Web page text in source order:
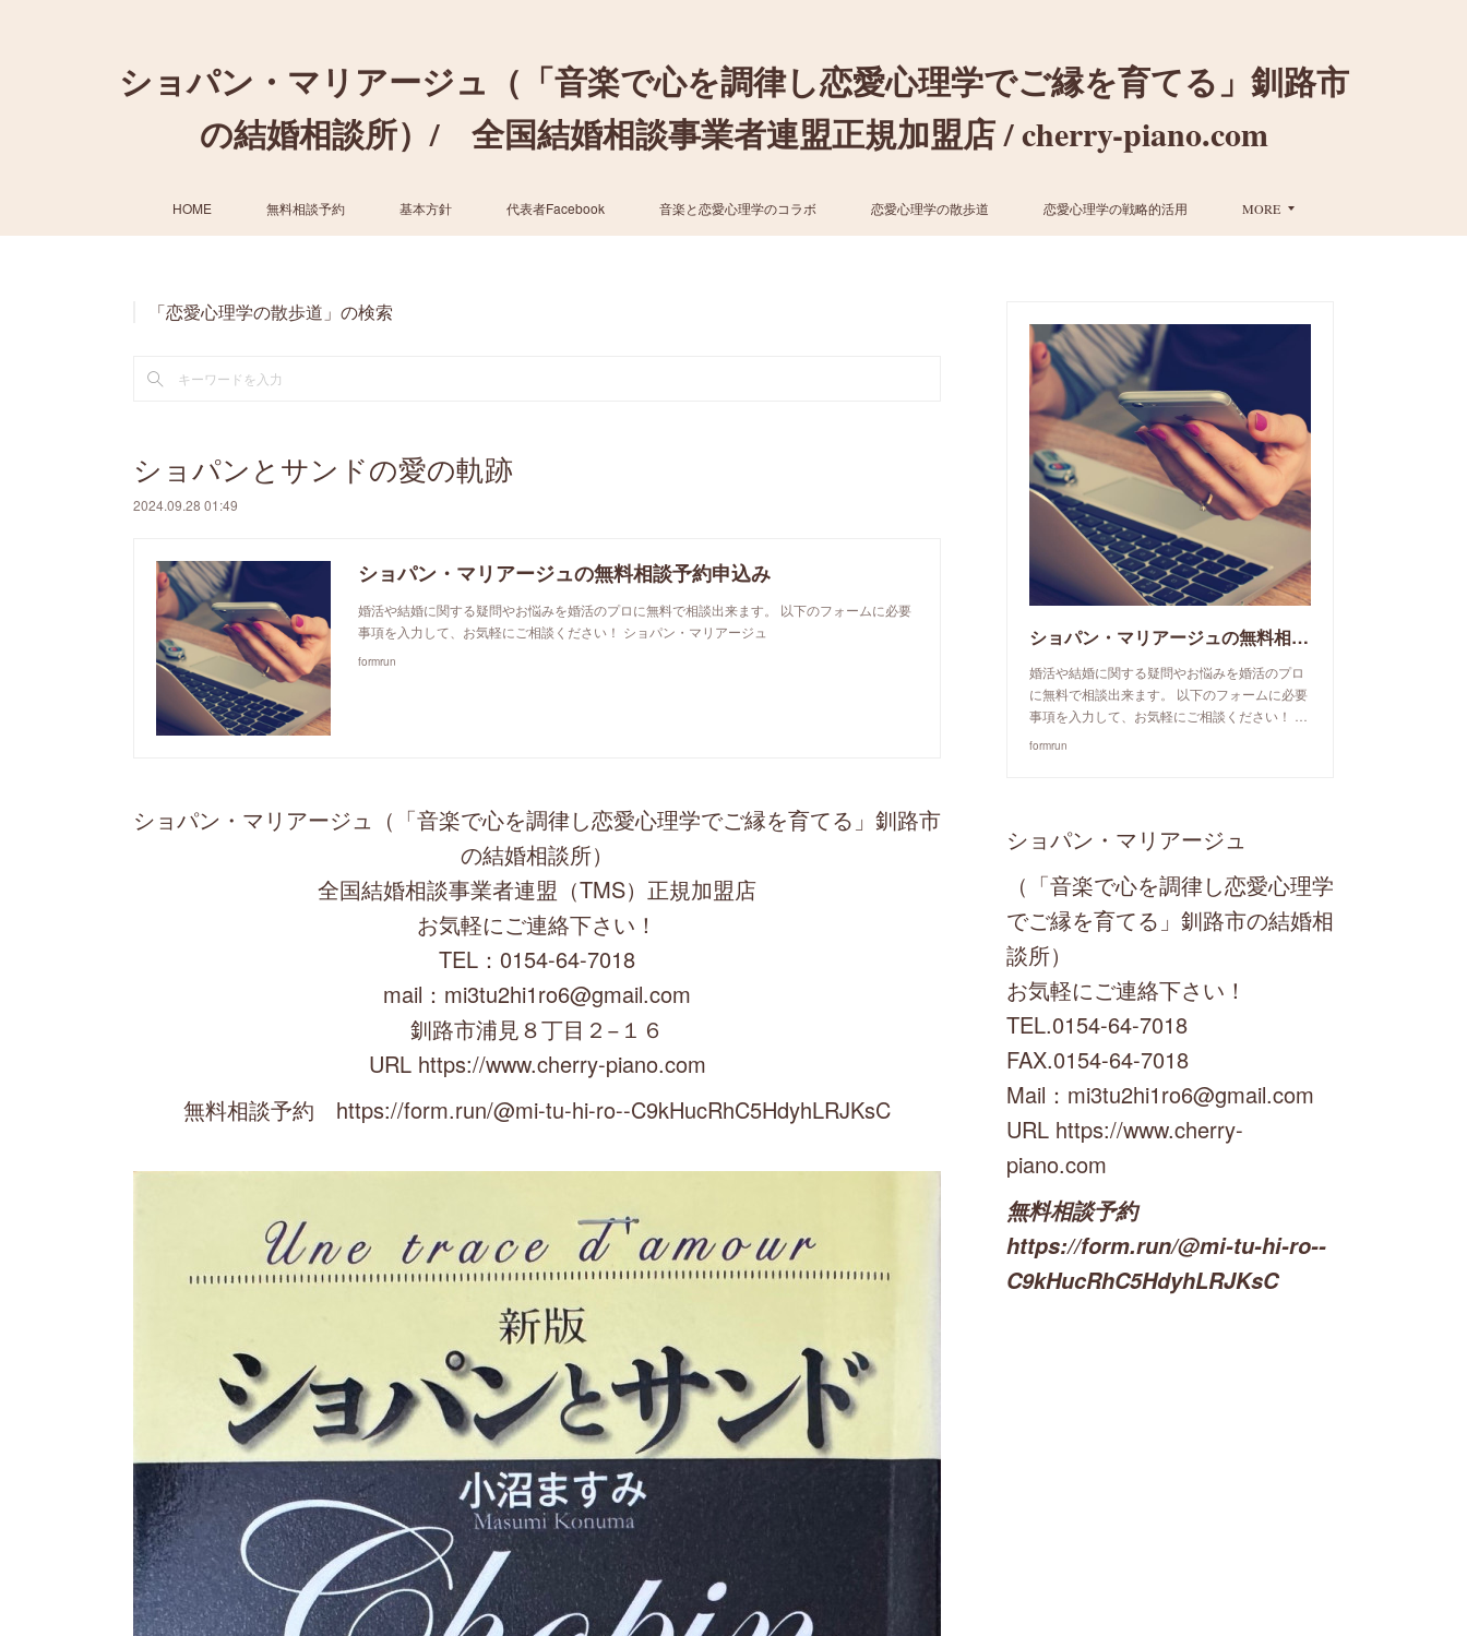
ショパン・マリアージュ（「音楽で心を調律し恋愛心理学でご縁を育てる」釧路市
の結婚相談所）/ 全国結婚相談事業者連盟正規加盟店 / cherry-piano.com
HOME 無料相談予約 基本方針 代表者Facebook 音楽と恋愛心理学のコラボ 恋愛心理学の散歩道 恋愛心理学の戦略的活用 MORE
「恋愛心理学の散歩道」の検索
ショパンとサンドの愛の軌跡
2024.09.28 01:49
ショパン・マリアージュの無料相談予約申込み
婚活や結婚に関する疑問やお悩みを婚活のプロに無料で相談出来ます。 以下のフォームに必要
事項を入力して、お気軽にご相談ください！ ショパン・マリアージュ
formrun
ショパン・マリアージュ（「音楽で心を調律し恋愛心理学でご縁を育てる」釧路市
の結婚相談所）
全国結婚相談事業者連盟（TMS）正規加盟店
お気軽にご連絡下さい！
TEL：0154-64-7018
mail：mi3tu2hi1ro6@gmail.com
釧路市浦見８丁目２−１６
URL https://www.cherry-piano.com
無料相談予約 https://form.run/@mi-tu-hi-ro--C9kHucRhC5HdyhLRJKsC
ショパン・マリアージュの無料相談予約申込み
婚活や結婚に関する疑問やお悩みを婚活のプロ
に無料で相談出来ます。 以下のフォームに必要
事項を入力して、お気軽にご相談ください！ …
formrun
ショパン・マリアージュ
（「音楽で心を調律し恋愛心理学
でご縁を育てる」釧路市の結婚相
談所）
お気軽にご連絡下さい！
TEL.0154-64-7018
FAX.0154-64-7018
Mail：mi3tu2hi1ro6@gmail.com
URL https://www.cherry-
piano.com
無料相談予約
https://form.run/@mi-tu-hi-ro--
C9kHucRhC5HdyhLRJKsC